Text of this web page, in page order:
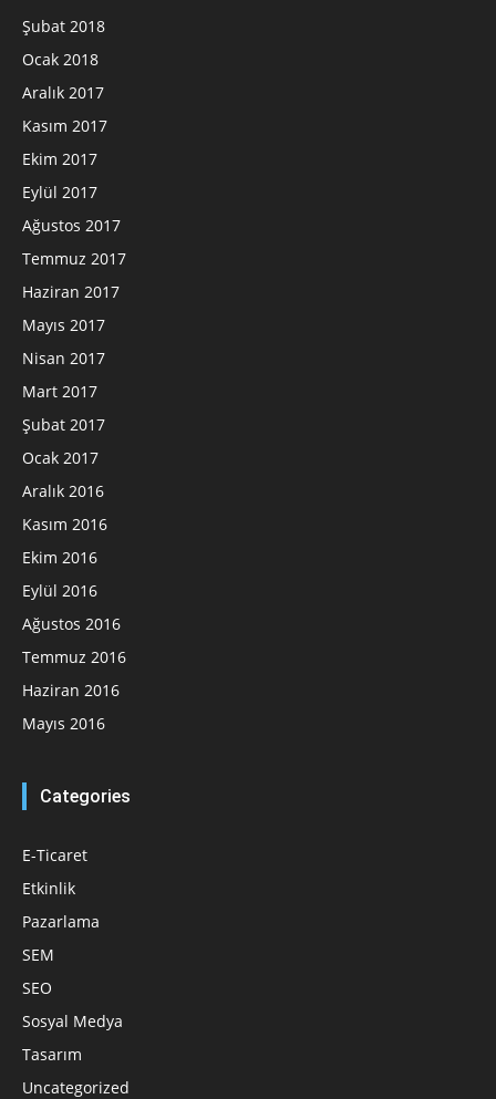
Şubat 2018
Ocak 2018
Aralık 2017
Kasım 2017
Ekim 2017
Eylül 2017
Ağustos 2017
Temmuz 2017
Haziran 2017
Mayıs 2017
Nisan 2017
Mart 2017
Şubat 2017
Ocak 2017
Aralık 2016
Kasım 2016
Ekim 2016
Eylül 2016
Ağustos 2016
Temmuz 2016
Haziran 2016
Mayıs 2016
Categories
E-Ticaret
Etkinlik
Pazarlama
SEM
SEO
Sosyal Medya
Tasarım
Uncategorized